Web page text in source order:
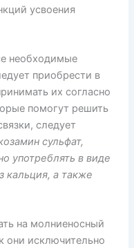
усвоения
необходимые
приобрести в
их согласно
помогут решить
следует
сульфат,
употреблять в виде
кальция, а также
на молниеносный
они исключительно